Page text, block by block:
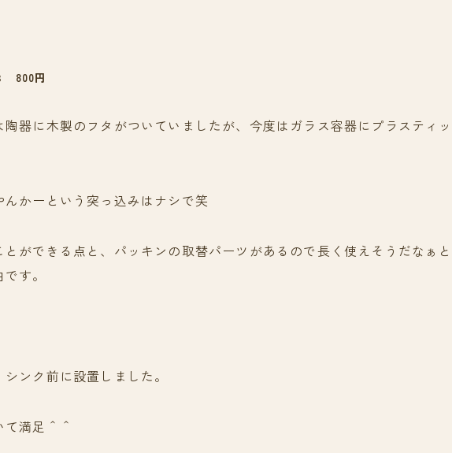
800円
器に木製のフタがついていましたが、今度はガラス容器にプラスティッ
かーという突っ込みはナシで笑
ができる点と、パッキンの取替パーツがあるので長く使えそうだなぁと
す。
ンク前に設置しました。
満足＾＾